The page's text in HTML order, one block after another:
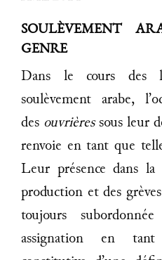
SOULÈVEMENT
GENRE
Dans le cours des
soulèvement arabe,
des ouvrièressous leur
renvoie en tant que
Leur présence dans
production et des
toujours
assignation en